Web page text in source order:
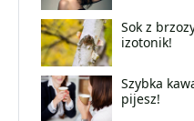
Sok z
izotonik!
Szybka
pijesz!